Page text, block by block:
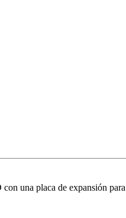
una placa de expansión